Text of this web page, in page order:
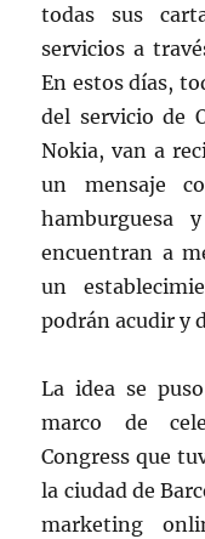
todas sus
servicios a
En estos días,
del servicio de
Nokia, van a
un mensaje
hamburguesa
encuentran a
un
podrán acudir y
La idea se
marco de
Congress que
la ciudad de
marketing